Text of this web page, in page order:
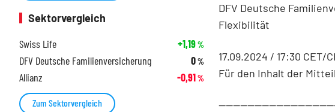
DFV Deutsche
Flexibilität
17.09.2024 / 17:30 CET/
Für den Inhalt der
Sektorvergleich
Swiss Life
+1,19%
DFV Deutsche Familienversicherung 0%
Allianz -0,91%
Zum Sektorvergleich